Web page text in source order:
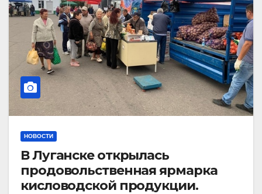
НОВОСТИ
В Луганске открылась
продовольственная ярмарка
кисловодской продукции.